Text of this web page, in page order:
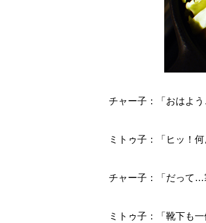
チャー子：「おはよ
ミトゥ子：「ヒッ！
チャー子：「だって…
ミトゥ子：「靴下も